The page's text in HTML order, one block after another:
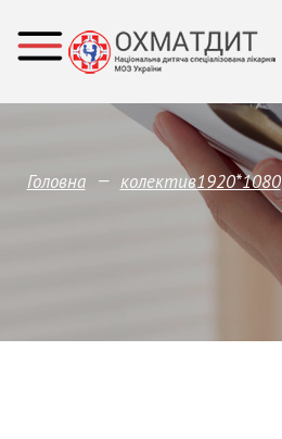
Головна — колектив1920*1080